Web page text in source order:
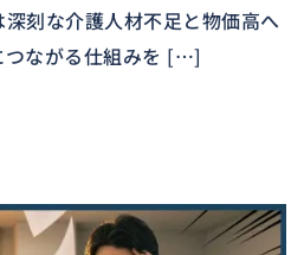
刻な介護人材不足と物価高へ
つながる仕組みを […]